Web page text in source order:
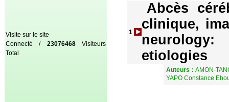
Visite sur le site
Connecté / 23076468Visiteurs
Total
1
Abcès
clinique,
etiologies
Auteurs :AMON-
YAPO Constance